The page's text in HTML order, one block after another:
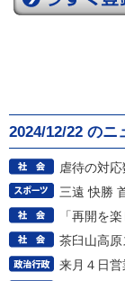
2024/12/22 のニ
虐待の対
三遠 快勝
「再開を
茶臼山高
来月４日営